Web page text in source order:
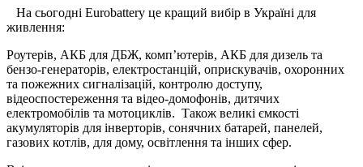
На сьогодні Eurobattery це кращий вибір в Україні для
живлення:
Роутерів, АКБ для ДБЖ, комп’ютерів, АКБ для дизель та
бензо-генераторів, електростанцій, оприскувачів, охоронних
та пожежних сигналізацій, контролю доступу,
відеоспостереження та відео-домофонів, дитячих
електромобілів та мотоциклів. Також великі ємкості
акумуляторів для інверторів, сонячних батарей, панелей,
газових котлів, для дому, освітлення та інших сфер.